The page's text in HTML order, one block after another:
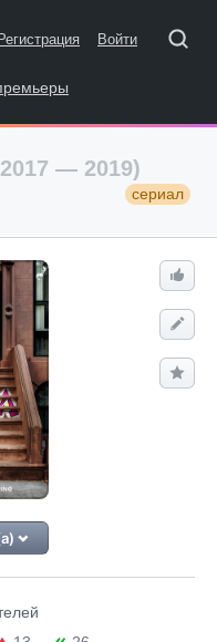
Регистрация Войти
— 2019)
сериал